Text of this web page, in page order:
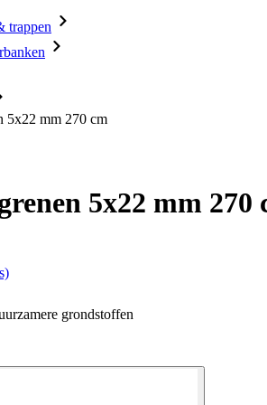
trappen
5x22 mm 270 cm
5x22 mm 270
grondstoffen